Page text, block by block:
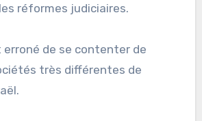
réformes judiciaires.
de se contenter de
très différentes de